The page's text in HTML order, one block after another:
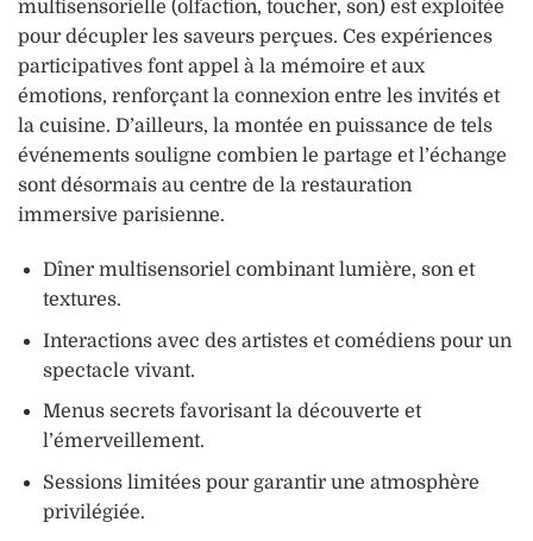
multisensorielle (olfaction, toucher, son) est exploitée
pour décupler les saveurs perçues. Ces expériences
participatives font appel à la mémoire et aux
émotions, renforçant la connexion entre les invités et
la cuisine. D’ailleurs, la montée en puissance de tels
événements souligne combien le partage et l’échange
sont désormais au centre de la restauration
immersive parisienne.
Dîner multisensoriel combinant lumière, son et
textures.
Interactions avec des artistes et comédiens pour un
spectacle vivant.
Menus secrets favorisant la découverte et
l’émerveillement.
Sessions limitées pour garantir une atmosphère
privilégiée.